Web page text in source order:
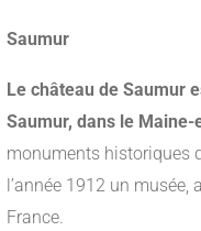
Saumur
Le château de Saumur
Saumur, dans le Maine-
monuments historiques
l’année 1912 un musée,
France.